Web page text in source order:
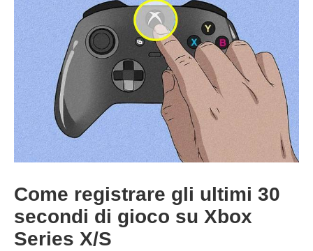
Passo 1.
Passo 2.
Come registrare gli ultimi 30
secondi di gioco su Xbox
Series X/S